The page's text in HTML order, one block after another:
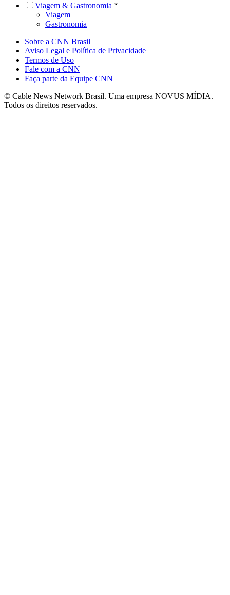
Viagem & Gastronomia
Viagem
Gastronomia
Sobre a CNN Brasil
Aviso Legal e Política de Privacidade
Termos de Uso
Fale com a CNN
Faça parte da Equipe CNN
© Cable News Network Brasil. Uma empresa NOVUS MÍDIA.
Todos os direitos reservados.